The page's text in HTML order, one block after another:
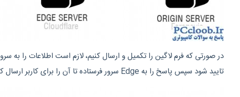
تایید شود سپس پاسخ را به Edge سرور فرستاده تا آن را برای کاربر ارسال کند :